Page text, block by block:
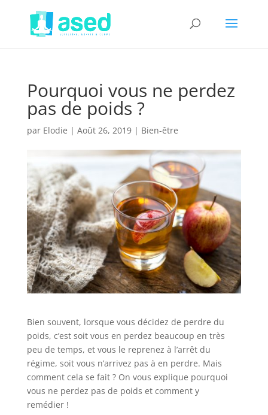
Pourquoi vous ne perdez
pas de poids ?
par Elodie | Août 26, 2019| Bien-être
Bien souvent, lorsque vous décidez de perdre du
poids, c’est soit vous en perdez beaucoup en très
peu de temps, et vous le reprenez à l’arrêt du
régime, soit vous n’arrivez pas à en perdre. Mais
comment cela se fait ? On vous explique pourquoi
vous ne perdez pas de poids et comment y
remédier !